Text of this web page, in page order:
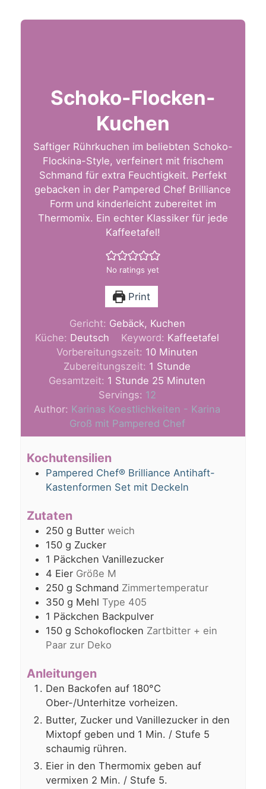
Schoko-Flocken-
Kuchen
Saftiger Rührkuchen im beliebten Schoko-
Flockina-Style, verfeinert mit frischem
Schmand für extra Feuchtigkeit. Perfekt
gebacken in der Pampered Chef Brilliance
Form und kinderleicht zubereitet im
Thermomix. Ein echter Klassiker für jede
Kaffeetafel!
No ratings yet
Print
Gericht: Gebäck, Kuchen
Küche: Deutsch Keyword: Kaffeetafel
Vorbereitungszeit: 10Minuten
Minuten
Zubereitungszeit: 1 Stunde
Stunde
Gesamtzeit: 1 Stunde
Stunde 25 Minuten
Minuten
Servings: 12
Author: Karinas Koestlichkeiten - Karina
Groß mit Pampered Chef
Kochutensilien
Pampered Chef® Brilliance Antihaft-
Kastenformen Set mit Deckeln
Zutaten
250 g Butter weich
150 g Zucker
1 Päckchen Vanillezucker
4 Eier Größe M
250 g Schmand Zimmertemperatur
350 g Mehl Type 405
1 Päckchen Backpulver
150 g Schokoflocken Zartbitter + ein
Paar zur Deko
Anleitungen
Den Backofen auf 180°C
Ober-/Unterhitze vorheizen.
Butter, Zucker und Vanillezucker in den
Mixtopf geben und 1 Min. / Stufe 5
schaumig rühren.
Eier in den Thermomix geben auf
vermixen 2 Min. / Stufe 5.